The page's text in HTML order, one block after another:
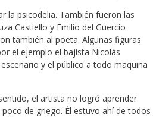
la psicodelia. También fueron las
Castiello y Emilio del Guercio
también al poeta. Algunas figuras
el ejemplo el bajista Nicolás
y el público a todo maquina
el artista no logró aprender
de griego. Él estuvo ahí de todos